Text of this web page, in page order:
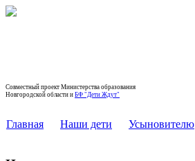
Совместный проект Министерства образования
Новгородской области и БФ "Дети Ждут"
Главная Наши дети Усыновителю